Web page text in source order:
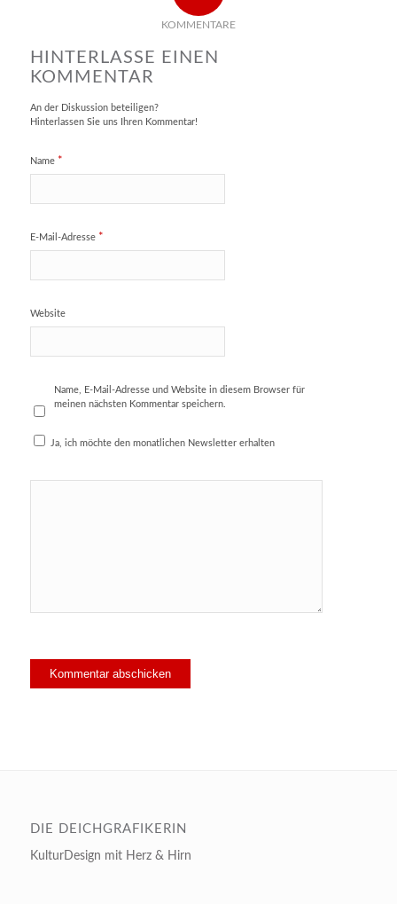
KOMMENTARE
HINTERLASSE EINEN
KOMMENTAR
An der Diskussion beteiligen?
Hinterlassen Sie uns Ihren Kommentar!
Name *
E-Mail-Adresse *
Website
Name, E-Mail-Adresse und Website in diesem Browser für
meinen nächsten Kommentar speichern.
Ja, ich möchte den monatlichen Newsletter erhalten
DIE DEICHGRAFIKERIN
KulturDesign mit Herz & Hirn